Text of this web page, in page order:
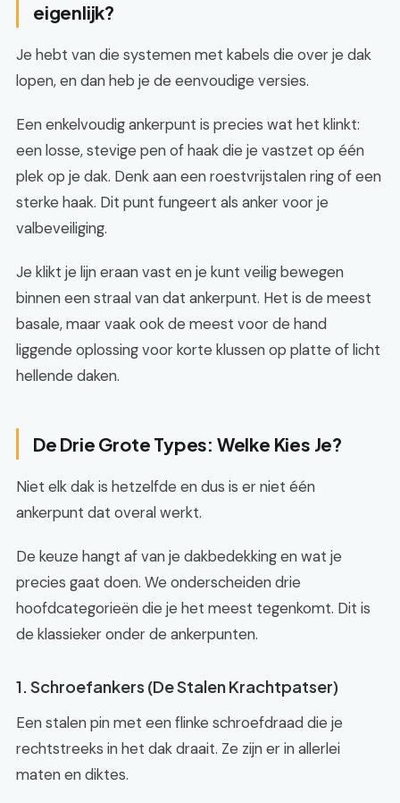
eigenlijk?
Je hebt van die systemen met kabels die over je dak
lopen, en dan heb je de eenvoudige versies.
Een enkelvoudig ankerpunt is precies wat het klinkt:
een losse, stevige pen of haak die je vastzet op één
plek op je dak. Denk aan een roestvrijstalen ring of een
sterke haak. Dit punt fungeert als anker voor je
valbeveiliging.
Je klikt je lijn eraan vast en je kunt veilig bewegen
binnen een straal van dat ankerpunt. Het is de meest
basale, maar vaak ook de meest voor de hand
liggende oplossing voor korte klussen op platte of licht
hellende daken.
De Drie Grote Types: Welke Kies Je?
Niet elk dak is hetzelfde en dus is er niet één
ankerpunt dat overal werkt.
De keuze hangt af van je dakbedekking en wat je
precies gaat doen. We onderscheiden drie
hoofdcategorieën die je het meest tegenkomt. Dit is
de klassieker onder de ankerpunten.
1. Schroefankers (De Stalen Krachtpatser)
Een stalen pin met een flinke schroefdraad die je
rechtstreeks in het dak draait. Ze zijn er in allerlei
maten en diktes.